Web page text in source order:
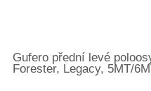
Gufero přední levé
Forester, Legacy, 5MT/